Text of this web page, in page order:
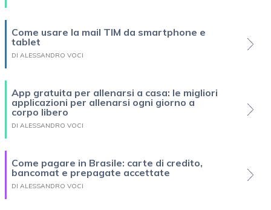
Come usare la mail TIM da smartphone e
tablet
DI ALESSANDRO VOCI
App gratuita per allenarsi a casa: le migliori
applicazioni per allenarsi ogni giorno a
corpo libero
DI ALESSANDRO VOCI
Come pagare in Brasile: carte di credito,
bancomat e prepagate accettate
DI ALESSANDRO VOCI